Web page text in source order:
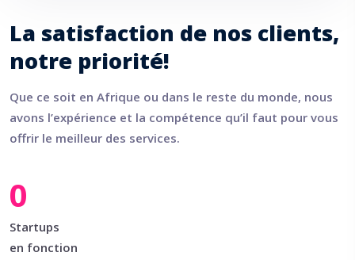
La satisfaction de nos clients,
notre priorité!
Que ce soit en Afrique ou dans le reste du monde, nous
avons l’expérience et la compétence qu’il faut pour vous
offrir le meilleur des services.
0
Startups
en fonction